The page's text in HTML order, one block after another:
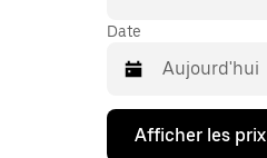
Date
Appuyez
Afficher les prix